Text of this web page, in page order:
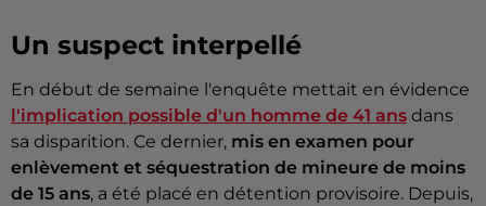
Un suspect interpellé
En début de semaine l'enquête mettait en évidence
l'implication possible d'un homme de 41 ans dans
sa disparition. Ce dernier, mis en examen pour
enlèvement et séquestration de mineure de moins
de 15 ans, a été placé en détention provisoire. Depuis,